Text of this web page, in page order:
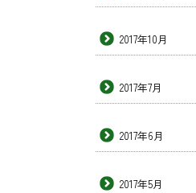
2017年10月
2017年7月
2017年6月
2017年5月